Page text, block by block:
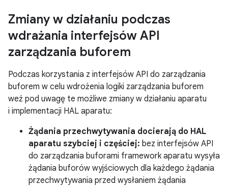
Zmiany w działaniu podczas
wdrażania interfejsów API
zarządzania buforem
Podczas korzystania z interfejsów API do zarządzania
buforem w celu wdrożenia logiki zarządzania buforem
weź pod uwagę te możliwe zmiany w działaniu aparatu
i implementacji HAL aparatu:
Żądania przechwytywania docierają do HAL
aparatu szybciej i częściej: bez interfejsów API
do zarządzania buforami framework aparatu wysyła
żądania buforów wyjściowych dla każdego żądania
przechwytywania przed wysłaniem żądania